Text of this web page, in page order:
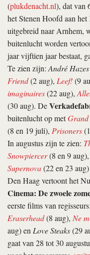
(plukdenacht.nl), dat van
het Stenen Hoofd aan
uitgebreid naar Arnhem,
buitenlucht worden
jaar vijftien jaar bestaat,
Te zien zijn:André
Friend(2 aug), Leef!(9
imaginaires(22 aug),
(30 aug). De
buitenlucht op met
(8 en 19 juli), Prisoners
In augustus zijn te zien:
Snowpiercer(8 en 9 aug),
Supernova(22 en 23
Den Haag vertoont het
Cinema: De zwoele
eerste films van regisseurs:
Eraserhead(8 aug), Ne
aug) enLove Steaks(29
gaat van 28 tot 30